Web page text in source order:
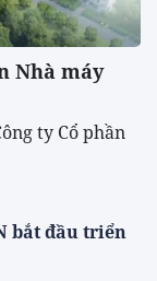
Nhà máy
ty Cổ phần
bắt đầu triển